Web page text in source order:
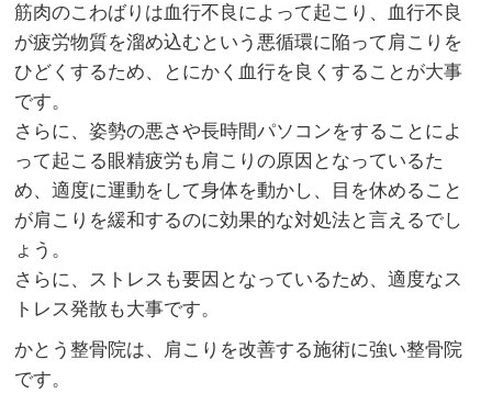
筋肉のこわばりは血行不良によって起こり、血行不良
が疲労物質を溜め込むという悪循環に陥って肩こりを
ひどくするため、とにかく血行を良くすることが大事
です。
さらに、姿勢の悪さや長時間パソコンをすることによ
って起こる眼精疲労も肩こりの原因となっているた
め、適度に運動をして身体を動かし、目を休めること
が肩こりを緩和するのに効果的な対処法と言えるでし
ょう。
さらに、ストレスも要因となっているため、適度なス
トレス発散も大事です。
かとう整骨院は、肩こりを改善する施術に強い整骨院
です。